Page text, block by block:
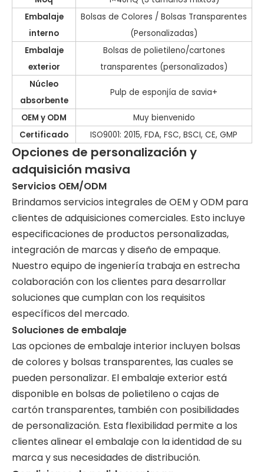
Embalaje
interno
Bolsas de Colores / Bolsas Transparentes
(Personalizadas)
Embalaje
exterior
Bolsas de polietileno/cartones
transparentes (personalizados)
Núcleo
absorbente
Pulp de esponjía de savia+
OEM y ODM
Muy bienvenido
Certificado
ISO9001: 2015, FDA, FSC, BSCI, CE, GMP
Opciones de personalización y
adquisición masiva
Servicios OEM/ODM
Brindamos servicios integrales de OEM y ODM para
clientes de adquisiciones comerciales. Esto incluye
especificaciones de productos personalizadas,
integración de marcas y diseño de empaque.
Nuestro equipo de ingeniería trabaja en estrecha
colaboración con los clientes para desarrollar
soluciones que cumplan con los requisitos
específicos del mercado.
Soluciones de embalaje
Las opciones de embalaje interior incluyen bolsas
de colores y bolsas transparentes, las cuales se
pueden personalizar. El embalaje exterior está
disponible en bolsas de polietileno o cajas de
cartón transparentes, también con posibilidades
de personalización. Esta flexibilidad permite a los
clientes alinear el embalaje con la identidad de su
marca y sus necesidades de distribución.